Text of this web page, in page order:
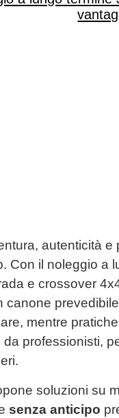
autenticità
Con il noleggio a
e crossover
canone
mentre
professionisti,
soluzioni su
senza anticipo